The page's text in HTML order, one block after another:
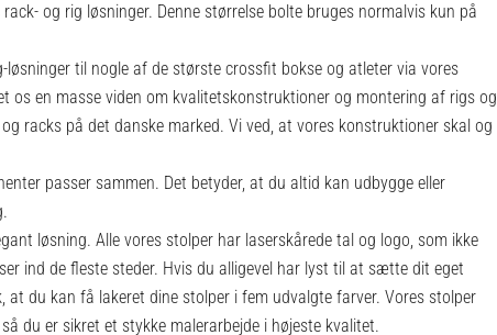
og rig løsninger. Denne størrelse bolte bruges normalvis kun på
løsninger til nogle af de største crossfit bokse og atleter via vores
os en masse viden om kvalitetskonstruktioner og montering af rigs og
racks på det danske marked. Vi ved, at vores konstruktioner skal og
passer sammen. Det betyder, at du altid kan udbygge eller
løsning. Alle vores stolper har laserskårede tal og logo, som ikke
ind de fleste steder. Hvis du alligevel har lyst til at sætte dit eget
du kan få lakeret dine stolper i fem udvalgte farver. Vores stolper
du er sikret et stykke malerarbejde i højeste kvalitet.